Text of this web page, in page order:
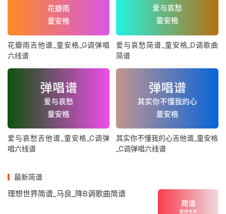
花瓣雨吉他谱_童安格_G调弹唱
六线谱
爱与哀愁简谱_童安格_D调歌曲
简谱
爱与哀愁吉他谱_童安格_C调弹
唱六线谱
其实你不懂我的心吉他谱_童安格
_C调弹唱六线谱
最新简谱
理想世界简谱_马良_降B调歌曲简谱